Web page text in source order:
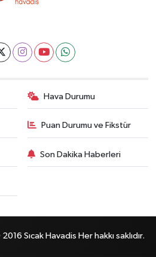
Hava Durumu
Puan Durumu ve Fikstür
Son Dakika Haberleri
Sıcak Havadis Her hakkı saklıdır.